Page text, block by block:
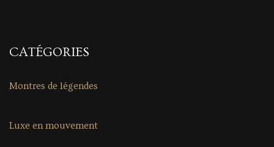
CATÉGORIES
Montres de légendes
Luxe en mouvement